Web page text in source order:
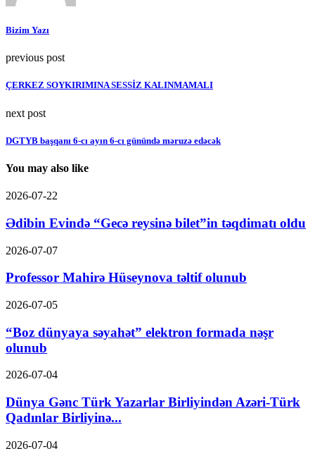
Bizim Yazı
previous post
ÇERKEZ SOYKIRIMINA SESSİZ KALINMAMALI
next post
DGTYB başqanı 6-cı ayın 6-cı günündə məruzə edəcək
You may also like
2026-07-22
Ədibin Evində “Gecə reysinə bilet”in təqdimatı oldu
2026-07-07
Professor Mahirə Hüseynova təltif olunub
2026-07-05
“Boz dünyaya səyahət” elektron formada nəşr
olunub
2026-07-04
Dünya Gənc Türk Yazarlar Birliyindən Azəri-Türk
Qadınlar Birliyinə...
2026-07-04